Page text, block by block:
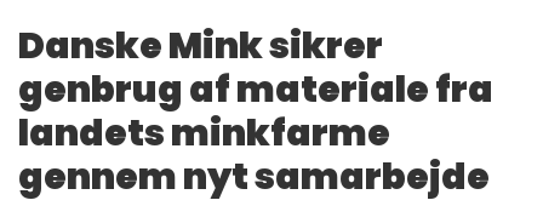
Danske Mink sikrer
genbrug af materiale fra
landets minkfarme
gennem nyt samarbejde